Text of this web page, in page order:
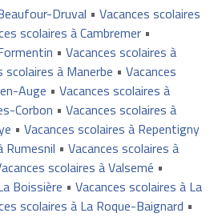
Druval • Vacances scolaires
scolaires à Cambremer•
• Vacances scolaires à
scolaires à Manerbe • Vacances
Auge • Vacances scolaires à
Corbon • Vacances scolaires à
• Vacances scolaires à Repentigny
Rumesnil • Vacances scolaires à
scolaires à Valsemé •
Boissière • Vacances scolaires à La
scolaires à La Roque-Baignard •